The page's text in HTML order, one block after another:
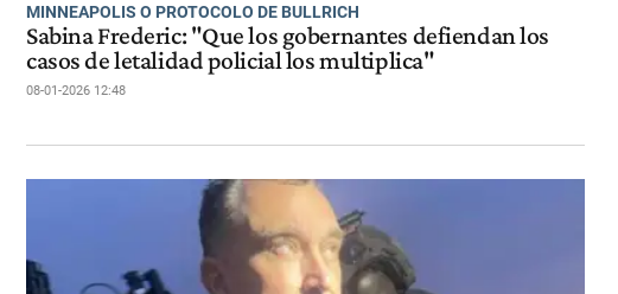
MINNEAPOLIS O PROTOCOLO DE BULLRICH
Sabina Frederic: "Que los gobernantes defiendan los
casos de letalidad policial los multiplica"
08-01-2026 12:48